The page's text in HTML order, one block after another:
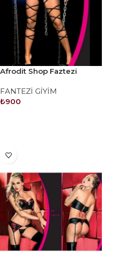
Afrodit Shop Faztezi
FANTEZİ GİYİM
₺900